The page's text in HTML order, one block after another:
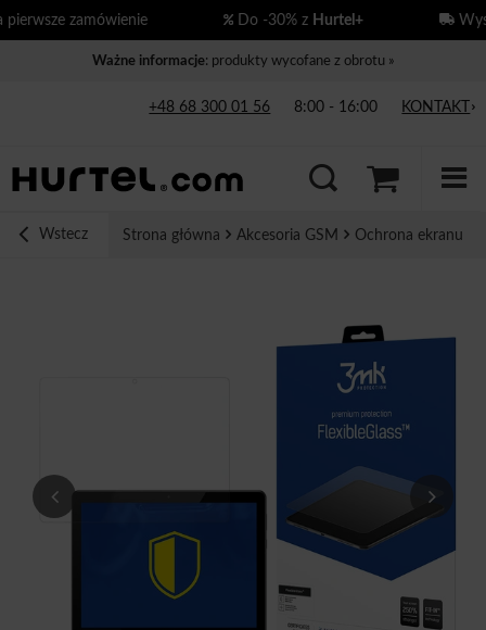
zamówienie Do -30% zHurtel+
Ważne informacje: produkty wycofane z obrotu »
+48 68 300 01 56 8:00 - 16:00 KONTAKT
Wstecz Strona główna Akcesoria GSM Ochrona ekranu